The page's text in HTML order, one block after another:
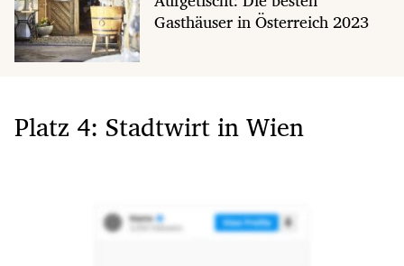
Gasthäuser in Österreich 2023
Platz 4: Stadtwirt in Wien